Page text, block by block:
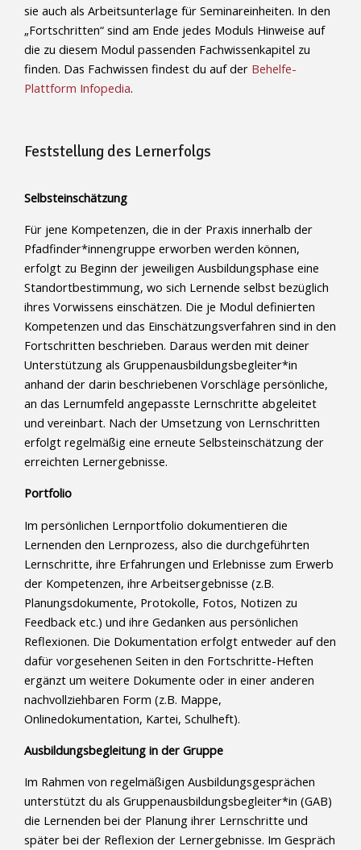
sie auch als Arbeitsunterlage für Seminareinheiten. In den
„Fortschritten“ sind am Ende jedes Moduls Hinweise auf
die zu diesem Modul passenden Fachwissenkapitel zu
finden. Das Fachwissen findest du auf der Behelfe-
Plattform Infopedia.
Feststellung des Lernerfolgs
Selbsteinschätzung
Für jene Kompetenzen, die in der Praxis innerhalb der
Pfadfinder*innengruppe erworben werden können,
erfolgt zu Beginn der jeweiligen Ausbildungsphase eine
Standortbestimmung, wo sich Lernende selbst bezüglich
ihres Vorwissens einschätzen. Die je Modul definierten
Kompetenzen und das Einschätzungsverfahren sind in den
Fortschritten beschrieben. Daraus werden mit deiner
Unterstützung als Gruppenausbildungsbegleiter*in
anhand der darin beschriebenen Vorschläge persönliche,
an das Lernumfeld angepasste Lernschritte abgeleitet
und vereinbart. Nach der Umsetzung von Lernschritten
erfolgt regelmäßig eine erneute Selbsteinschätzung der
erreichten Lernergebnisse.
Portfolio
Im persönlichen Lernportfolio dokumentieren die
Lernenden den Lernprozess, also die durchgeführten
Lernschritte, ihre Erfahrungen und Erlebnisse zum Erwerb
der Kompetenzen, ihre Arbeitsergebnisse (z.B.
Planungsdokumente, Protokolle, Fotos, Notizen zu
Feedback etc.) und ihre Gedanken aus persönlichen
Reflexionen. Die Dokumentation erfolgt entweder auf den
dafür vorgesehenen Seiten in den Fortschritte-Heften
ergänzt um weitere Dokumente oder in einer anderen
nachvollziehbaren Form (z.B. Mappe,
Onlinedokumentation, Kartei, Schulheft).
Ausbildungsbegleitung in der Gruppe
Im Rahmen von regelmäßigen Ausbildungsgesprächen
unterstützt du als Gruppenausbildungsbegleiter*in (GAB)
die Lernenden bei der Planung ihrer Lernschritte und
später bei der Reflexion der Lernergebnisse. Im Gespräch